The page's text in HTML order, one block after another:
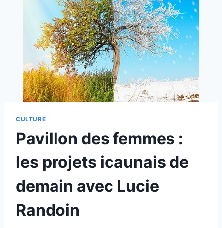
CULTURE
Pavillon des femmes :
les projets icaunais de
demain avec Lucie
Randoin